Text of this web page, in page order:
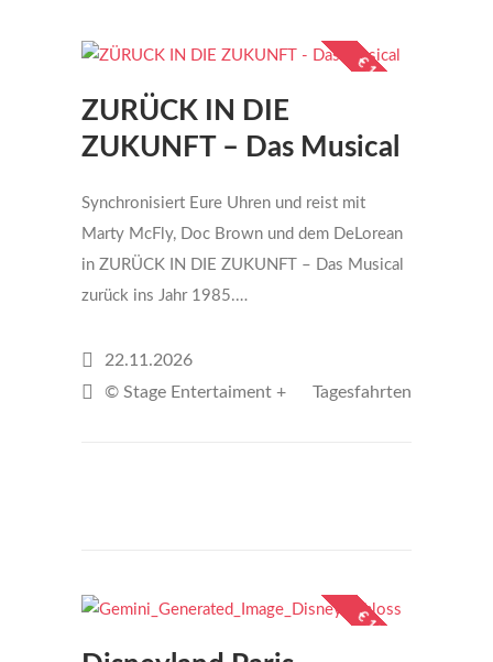
€ 149,-
ZURÜCK IN DIE
ZUKUNFT – Das Musical
Synchronisiert Eure Uhren und reist mit
Marty McFly, Doc Brown und dem DeLorean
in ZURÜCK IN DIE ZUKUNFT – Das Musical
zurück ins Jahr 1985.…
22.11.2026
© Stage Entertaiment +
Tagesfahrten
€ 189,-